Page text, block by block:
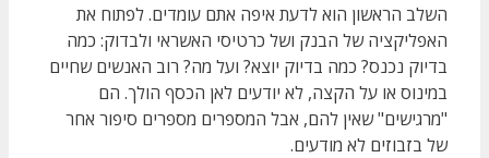
השלב הראשון הוא לדעת איפה אתם עומדים. לפתוח את
האפליקציה של הבנק ושל כרטיסי האשראי ולבדוק: כמה
בדיוק נכנס? כמה בדיוק יוצא? ועל מה? רוב האנשים שחיים
במינוס או על הקצה, לא יודעים לאן הכסף הולך. הם
"מרגישים" שאין להם, אבל המספרים מספרים סיפור אחר
של בזבוזים לא מודעים.